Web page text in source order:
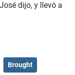
dijo, y llevó a
Brought